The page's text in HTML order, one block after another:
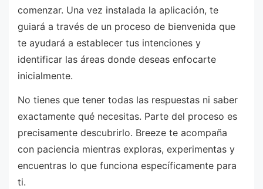
comenzar. Una vez instalada la aplicación, te
guiará a través de un proceso de bienvenida que
te ayudará a establecer tus intenciones y
identificar las áreas donde deseas enfocarte
inicialmente.
No tienes que tener todas las respuestas ni saber
exactamente qué necesitas. Parte del proceso es
precisamente descubrirlo. Breeze te acompaña
con paciencia mientras exploras, experimentas y
encuentras lo que funciona específicamente para
ti.